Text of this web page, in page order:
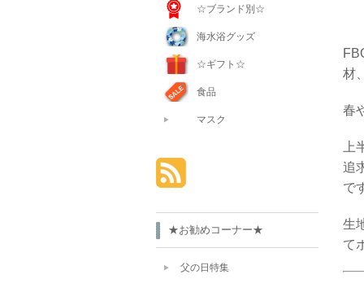
材
春
追
で
生
て
☆ブランド別☆
海水浴グッズ
☆ギフト☆
食品
マスク
★お勧めコーナー★
父の日特集